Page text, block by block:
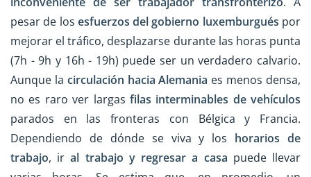
pesar de los esfuerzos del gobierno luxemburgués por
mejorar el tráfico, desplazarse durante las horas punta
(7h - 9h y 16h - 19h) puede ser un verdadero calvario.
Aunque la circulación hacia Alemania es menos densa,
no es raro ver largas filas interminables de vehículos
parados en las fronteras con Bélgica y Francia.
Dependiendo de dónde se viva y los horarios de
trabajo, iral trabajo y regresar a casa puede llevar